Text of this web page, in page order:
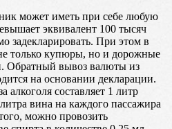
может иметь при себе любую
эквивалент 100 тысяч
задекларировать. При этом в
только купюры, но и дорожные
Обратный вывоз валюты из
на основании декларации.
алкоголя составляет 1 литр
вина на каждого пассажира
можно провозить